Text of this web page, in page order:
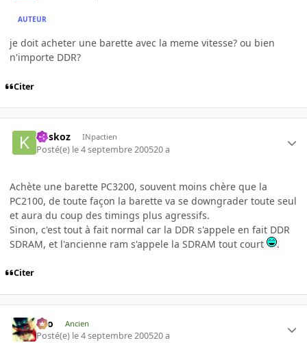
AUTEUR
je doit acheter une barette avec la meme vitesse? ou bien
n'importe DDR?
Citer
koskoz INpactien
Posté(e) le 4 septembre 200520 a
Achète une barette PC3200, souvent moins chère que la
PC2100, de toute façon la barette va se downgrader toute seul
et aura du coup des timings plus agressifs.
Sinon, c'est tout à fait normal car la DDR s'appele en fait DDR
SDRAM, et l'ancienne ram s'appele la SDRAM tout court
.
Citer
eYo Ancien
Posté(e) le 4 septembre 200520 a